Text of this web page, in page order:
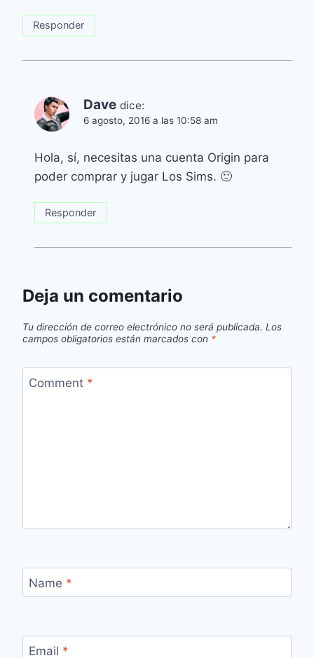
Responder
Dave dice:
6 agosto, 2016 a las 10:58 am
Hola, sí, necesitas una cuenta Origin para
poder comprar y jugar Los Sims. 🙂
Responder
Deja un comentario
Tu dirección de correo electrónico no será publicada. Los
campos obligatorios están marcados con *
Comment *
Name *
Email *